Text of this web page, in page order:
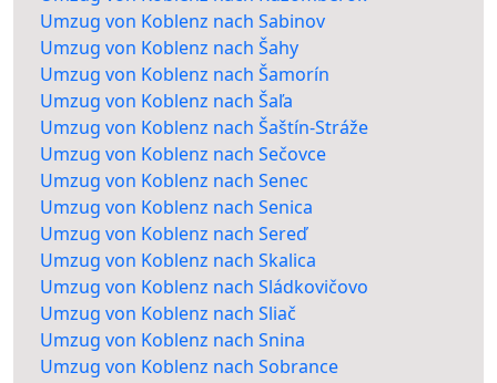
Umzug von Koblenz nach Sabinov
Umzug von Koblenz nach Šahy
Umzug von Koblenz nach Šamorín
Umzug von Koblenz nach Šaľa
Umzug von Koblenz nach Šaštín-Stráže
Umzug von Koblenz nach Sečovce
Umzug von Koblenz nach Senec
Umzug von Koblenz nach Senica
Umzug von Koblenz nach Sereď
Umzug von Koblenz nach Skalica
Umzug von Koblenz nach Sládkovičovo
Umzug von Koblenz nach Sliač
Umzug von Koblenz nach Snina
Umzug von Koblenz nach Sobrance